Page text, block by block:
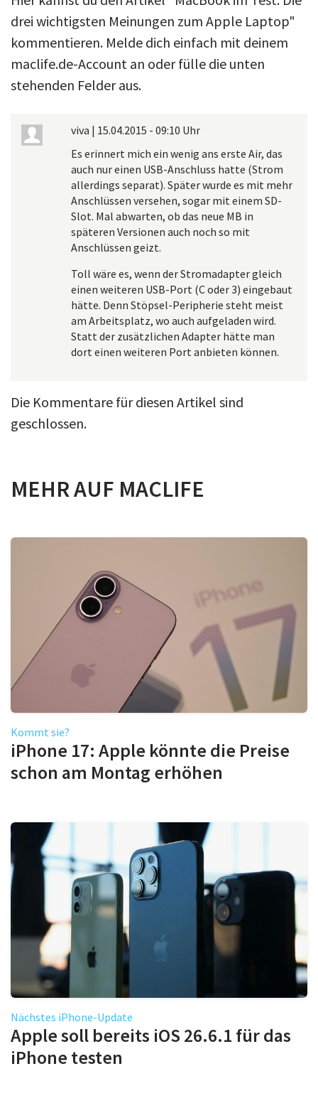
drei wichtigsten Meinungen zum Apple Laptop"
kommentieren. Melde dich einfach mit deinem
maclife.de-Account an oder fülle die unten
stehenden Felder aus.
viva | 15.04.2015 - 09:10 Uhr
Es erinnert mich ein wenig ans erste Air, das
auch nur einen USB-Anschluss hatte (Strom
allerdings separat). Später wurde es mit mehr
Anschlüssen versehen, sogar mit einem SD-
Slot. Mal abwarten, ob das neue MB in
späteren Versionen auch noch so mit
Anschlüssen geizt.
Toll wäre es, wenn der Stromadapter gleich
einen weiteren USB-Port (C oder 3) eingebaut
hätte. Denn Stöpsel-Peripherie steht meist
am Arbeitsplatz, wo auch aufgeladen wird.
Statt der zusätzlichen Adapter hätte man
dort einen weiteren Port anbieten können.
Die Kommentare für diesen Artikel sind
geschlossen.
MEHR AUF MACLIFE
Kommt sie?
iPhone 17: Apple könnte die Preise
schon am Montag erhöhen
Nächstes iPhone-Update
Apple soll bereits iOS 26.6.1 für das
iPhone testen